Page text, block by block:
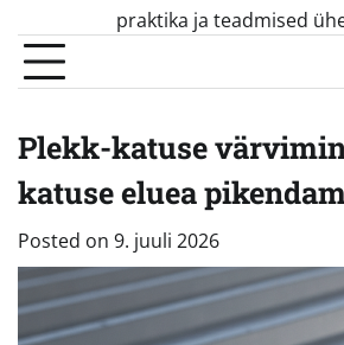
content
praktika ja teadmised
Plekk-katuse
katuse eluea
Posted on 9. juuli 2026